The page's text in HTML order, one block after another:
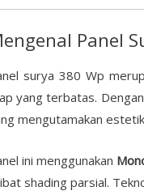
Panel
surya 380 Wp
yang terbatas.
mengutamakan
ini menggunakan
shading parsial.